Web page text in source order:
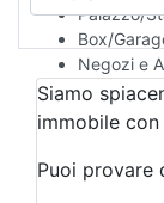
Palazzo/
Box/
Negozi e
Qualsiasi
Attività/
Azienda
Bar/
Siamo
immobile
Puoi provare